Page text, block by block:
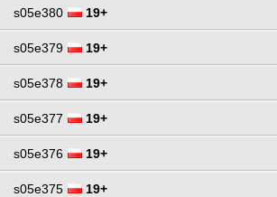
s05e380 19+
s05e379 19+
s05e378 19+
s05e377 19+
s05e376 19+
s05e375 19+